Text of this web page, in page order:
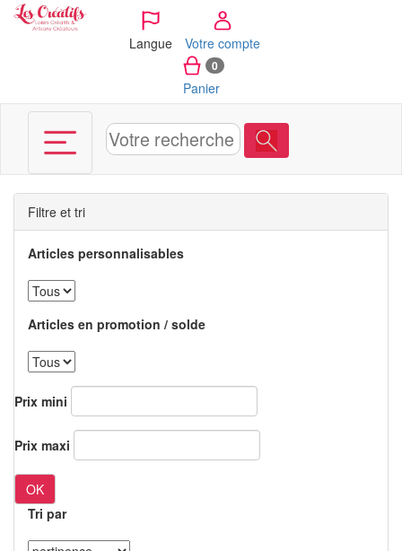
Langue Votre compte
0
Panier
Filtre et tri
Articles personnalisables
Articles en promotion / solde
Prix mini
Prix maxi
OK
Tri par
Panneau de gestion des cookies